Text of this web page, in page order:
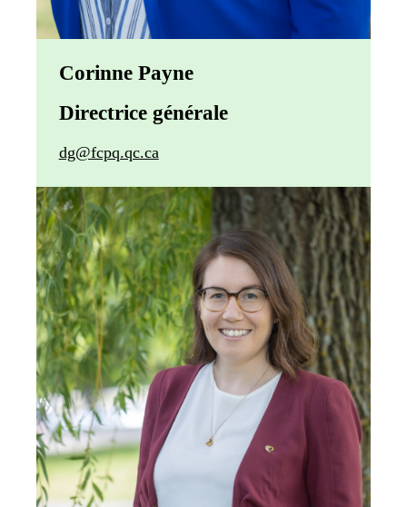
Corinne Payne
Directrice générale
dg@fcpq.qc.ca